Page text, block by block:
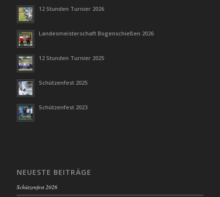
12 Stunden Turnier 2026
Landesmeisterschaft Bogenschießen 2026
12 Stunden Turnier 2025
Schützenfest 2025
Schützenfest 2023
NEUESTE BEITRÄGE
Schützenfest 2026